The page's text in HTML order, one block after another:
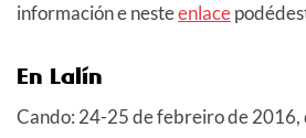
información e nesteenlace
En Lalín
Cando: 24-25 de febreiro de 2016,